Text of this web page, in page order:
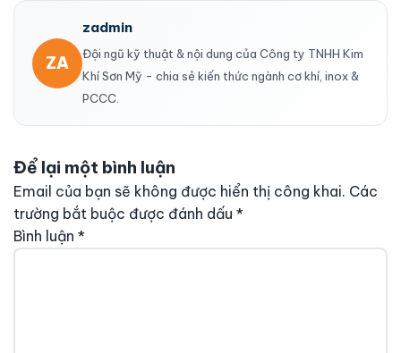
ZA
zadmin
Đội ngũ kỹ thuật & nội dung của Công ty TNHH Kim
Khí Sơn Mỹ - chia sẻ kiến thức ngành cơ khí, inox &
PCCC.
Để lại một bình luận
Email của bạn sẽ không được hiển thị công khai. Các
trường bắt buộc được đánh dấu *
Bình luận *